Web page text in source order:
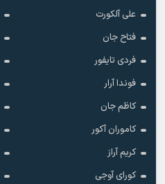
علی آلکورت
فتاح جان
فردی تایفور
فوندا آرار
کاظم جان
کاموران آکور
کریم آراز
کورای آوجی